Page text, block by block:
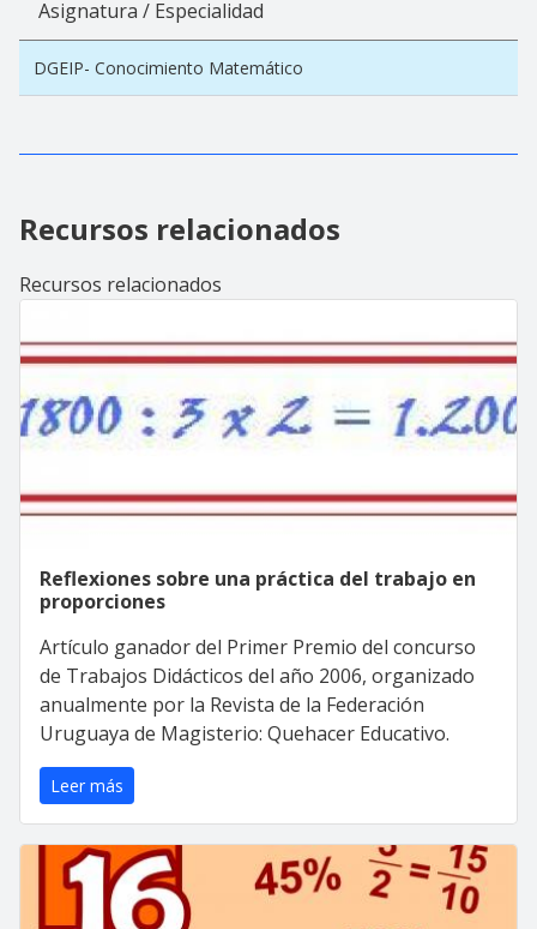
Asignatura / Especialidad
DGEIP- Conocimiento Matemático
Recursos relacionados
Recursos relacionados
Reflexiones sobre una práctica del trabajo en
proporciones
Artículo ganador del Primer Premio del concurso
de Trabajos Didácticos del año 2006, organizado
anualmente por la Revista de la Federación
Uruguaya de Magisterio: Quehacer Educativo.
Leer más